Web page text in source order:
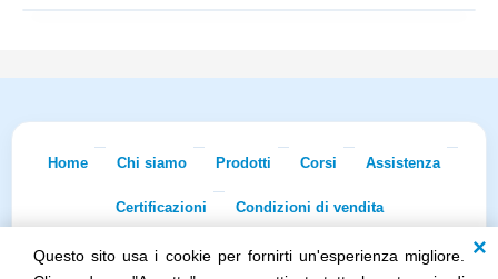
Questo sito usa i cookie per fornirti un'esperienza migliore.
Home Chi siamo Prodotti Corsi Assistenza
Certificazioni Condizioni di vendita
Econnet s.r.l. · Sede Legale: Via Dei Lapidari 20/B · 40129 Bologna · Tel.
051/5873322· Fax 051/7456973 · iscr. REA BO-0481011 · P.IVA